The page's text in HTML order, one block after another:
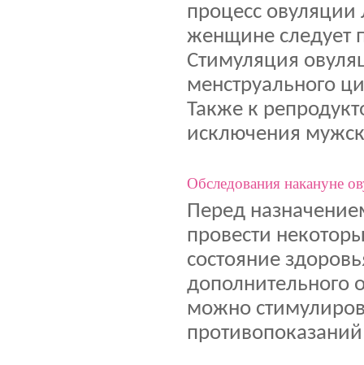
процесс
женщине следует
Стимуляция
менструального
Также к
исключения
Обследования накануне
Перед
провести
состояние
дополнительного
можно